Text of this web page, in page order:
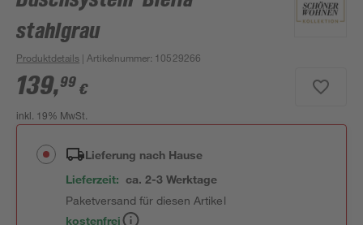
stahlgrau
Produktdetails | Artikelnummer: 10529266
139,99 €
inkl. 19% MwSt.
Lieferung nach Hause
Lieferzeit: ca. 2-3 Werktage
Paketversand für diesen Artikel
kostenfrei